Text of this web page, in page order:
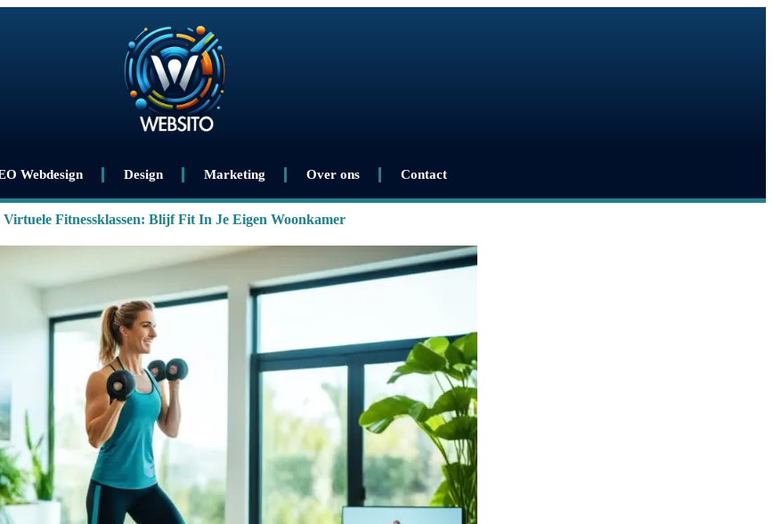
Webdesign Design Marketing Over ons Contact
Virtuele Fitnessklassen: Blijf Fit In Je Eigen Woonkamer